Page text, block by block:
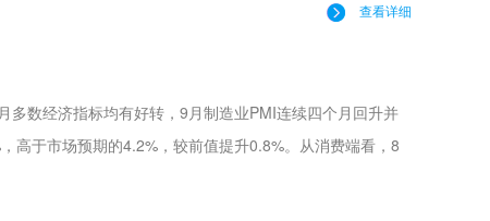
查看详细
数经济指标均有好转，9月制造业PMI连续四个月回升并
高于市场预期的4.2%，较前值提升0.8%。从消费端看，8